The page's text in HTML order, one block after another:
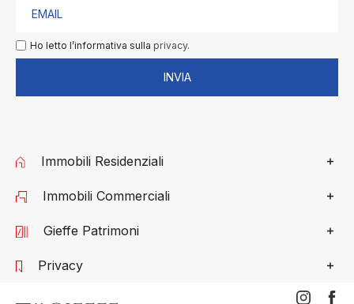
Ho letto l’informativa sulla privacy.
INVIA
Immobili Residenziali
Immobili Commerciali
Gieffe Patrimoni
Privacy